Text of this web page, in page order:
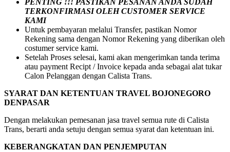
PENTING !!! PASTIKAN PESANAN ANDA SUDAH
TERKONFIRMASI OLEH CUSTOMER SERVICE
KAMI
Untuk pembayaran melalui Transfer, pastikan Nomor
Rekening sama dengan Nomor Rekening yang diberikan oleh
costumer service kami.
Setelah Proses selesai, kami akan mengerimkan tanda terima
atau payment Recipt / Invoice kepada anda sebagai alat tukar
Calon Pelanggan dengan Calista Trans.
SYARAT DAN KETENTUAN TRAVEL BOJONEGORO
DENPASAR
Dengan melakukan pemesanan jasa travel semua rute di Calista
Trans, berarti anda setuju dengan semua syarat dan ketentuan ini.
KEBERANGKATAN DAN PENJEMPUTAN